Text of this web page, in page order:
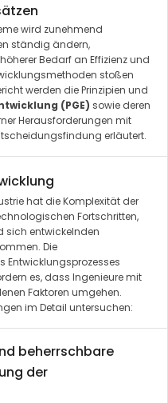
wird zunehmend
ständig ändern,
Bedarf an Effizienz und
stoßen
werden die Prinzipien und
(PGE) sowie deren
Herausforderungen mit
erläutert.
hat die Komplexität der
Fortschritten,
sich entwickelnden
Die
Entwicklungsprozesses
es, dass Ingenieure mit
Faktoren umgehen.
im Detail untersuchen:
beherrschbare
der